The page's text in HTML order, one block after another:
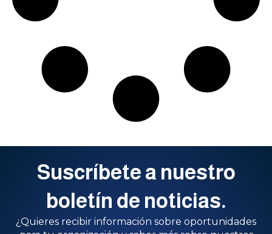
Suscríbete a nuestro
boletín de noticias.
¿Quieres recibir información sobre oportunidades